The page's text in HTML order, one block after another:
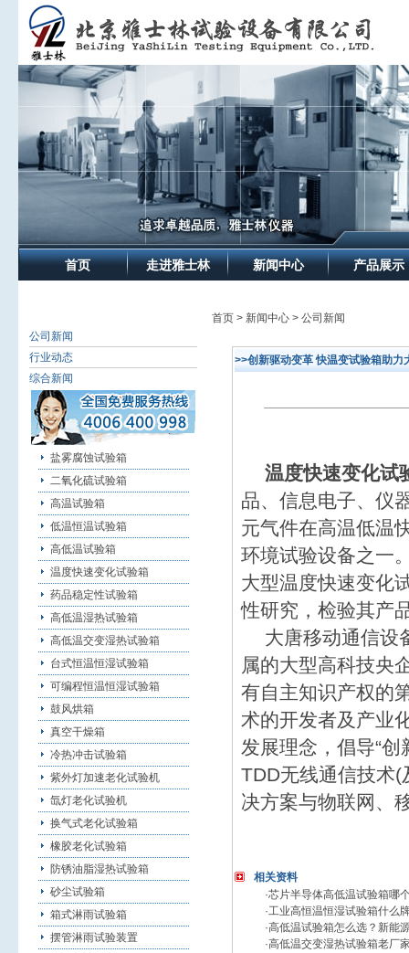
首页 走进雅士林 新闻中心 产品展示
公司新闻
行业动态
综合新闻
盐雾腐蚀试验箱
二氧化硫试验箱
高温试验箱
低温恒温试验箱
高低温试验箱
温度快速变化试验箱
药品稳定性试验箱
高低温湿热试验箱
高低温交变湿热试验箱
台式恒温恒湿试验箱
可编程恒温恒湿试验箱
鼓风烘箱
真空干燥箱
冷热冲击试验箱
紫外灯加速老化试验机
氙灯老化试验机
换气式老化试验箱
橡胶老化试验箱
防锈油脂湿热试验箱
砂尘试验箱
箱式淋雨试验箱
摆管淋雨试验装置
首页 > 新闻中心 > 公司新闻
>>创新驱动变革 快温变试验箱助力
温度快速变化试
品、信息电子、仪
元气件在高温低温
环境试验设备之一
大型温度快速变化
性研究，检验其产
大唐移动通信设
属的大型高科技央
有自主知识产权的
术的开发者及产业
发展理念，倡导“
TDD无线通信技术(
决方案与物联网、
相关资料
·芯片半导体高低温试验箱哪
·工业高恒温恒湿试验箱什么
·高低温试验箱怎么选？新能
·高低温交变湿热试验箱老厂